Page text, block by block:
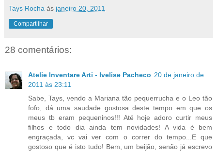
Tays Rocha às janeiro 20, 2011
Compartilhar
28 comentários:
Atelie Inventare Arti - Ivelise Pacheco 20 de janeiro de
2011 às 23:11
Sabe, Tays, vendo a Mariana tão pequerrucha e o Leo tão
fofo, dá uma saudade gostosa deste tempo em que os
meus tb eram pequeninos!!! Até hoje adoro curtir meus
filhos e todo dia ainda tem novidades! A vida é bem
engraçada, vc vai ver com o correr do tempo...E que
gostoso que é isto tudo! Bem, um beijão, senão já escrevo